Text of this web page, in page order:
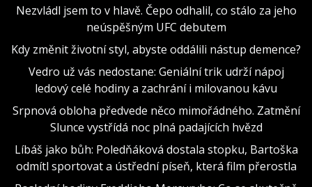
Nezvládl jsem to v hlavě. Čepo odhalil, co stálo za jeho
neúspěšným UFC debutem
Kdy změnit životní styl, abyste oddálili nástup demence?
Vedro už vás nedostane: Geniální trik udrží nápoj
ledový celé hodiny a zachrání i milovanou kávu
Srpnová obloha předvede něco mimořádného. Zatmění
Slunce vystřídá noc plná padajících hvězd
Líbáš jako bůh: Poledňáková dostala stopku, Bartoška
odmítl sportovat a ústřední píseň, která film přerostla